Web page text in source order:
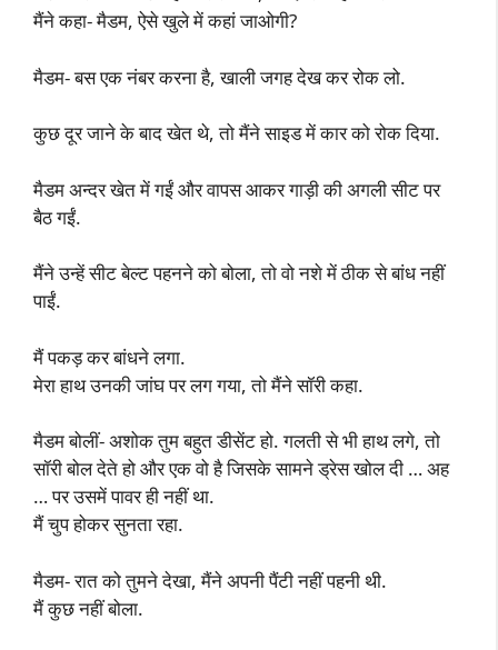
मैंने कहा- मैडम, ऐसे खुले में कहां जाओगी?
मैडम- बस एक नंबर करना है, खाली जगह देख कर रोक लो.
कुछ दूर जाने के बाद खेत थे, तो मैंने साइड में कार को रोक दिया.
मैडम अन्दर खेत में गईं और वापस आकर गाड़ी की अगली सीट पर
बैठ गईं.
मैंने उन्हें सीट बेल्ट पहनने को बोला, तो वो नशे में ठीक से बांध नहीं
पाईं.
मैं पकड़ कर बांधने लगा.
मेरा हाथ उनकी जांघ पर लग गया, तो मैंने सॉरी कहा.
मैडम बोलीं- अशोक तुम बहुत डीसेंट हो. गलती से भी हाथ लगे, तो
सॉरी बोल देते हो और एक वो है जिसके सामने ड्रेस खोल दी … अह
… पर उसमें पावर ही नहीं था.
मैं चुप होकर सुनता रहा.
मैडम- रात को तुमने देखा, मैंने अपनी पैंटी नहीं पहनी थी.
मैं कुछ नहीं बोला.